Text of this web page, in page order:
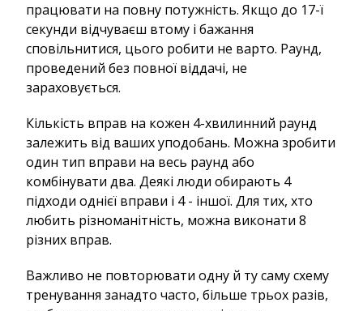
працювати на повну потужність. Якщо до 17-ї
секунди відчуваєш втому і бажання
сповільнитися, цього робити не варто. Раунд,
проведений без повної віддачі, не
зараховується.
Кількість вправ на кожен 4-хвилинний раунд
залежить від ваших уподобань. Можна зробити
один тип вправи на весь раунд або
комбінувати два. Деякі люди обирають 4
підходи однієї вправи і 4 - іншої. Для тих, хто
любить різноманітність, можна виконати 8
різних вправ.
Важливо не повторювати одну й ту саму схему
тренування занадто часто, більше трьох разів,